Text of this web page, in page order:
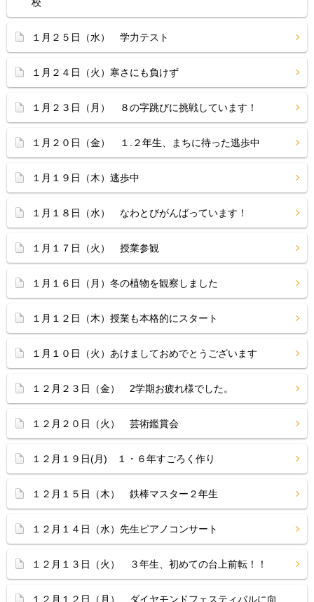
１月２５日（水） 学力テスト
１月２４日（火）寒さにも負けず
１月２３日（月） ８の字跳びに挑戦しています！
１月２０日（金） １.２年生、まちに待った逃歩中
１月１９日（木）逃歩中
１月１８日（水） なわとびがんばっています！
１月１７日（火） 授業参観
１月１６日（月）冬の植物を観察しました
１月１２日（木）授業も本格的にスタート
１月１０日（火）あけましておめでとうございます
１２月２３日（金） 2学期お疲れ様でした。
１２月２０日（火） 芸術鑑賞会
１２月１９日(月) １・６年すごろく作り
１２月１５日（木） 鉄棒マスター２年生
１２月１４日（水）先生ピアノコンサート
１２月１３日（火） ３年生、初めての台上前転！！
１２月１２日（月） ダイヤモンドフェスティバルに向